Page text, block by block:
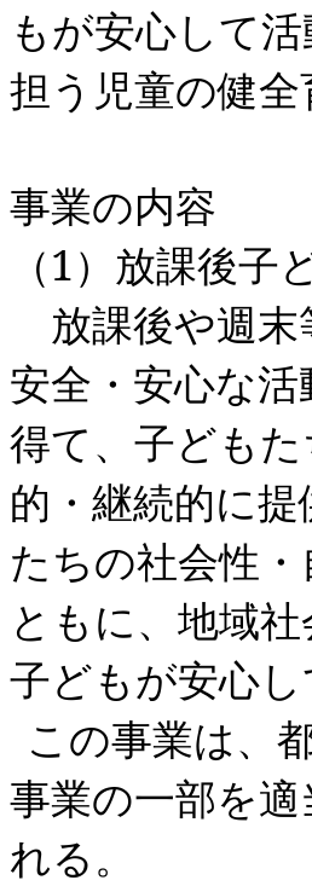
もが安心して
担う児童の健
事業の内容
（1）放課後子
放課後や週末
安全・安心な
得て、子ども
的・継続的に
たちの社会性
ともに、地域
子どもが安心
この事業は、
事業の一部を
れる。